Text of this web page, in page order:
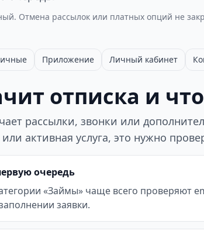
Отмена рассылок или платных опций не
Приложение Личный кабинет
отписка и
рассылки, звонки или
активная услуга, это нужно
очередь
«Займы» чаще всего проверяют
заявки.